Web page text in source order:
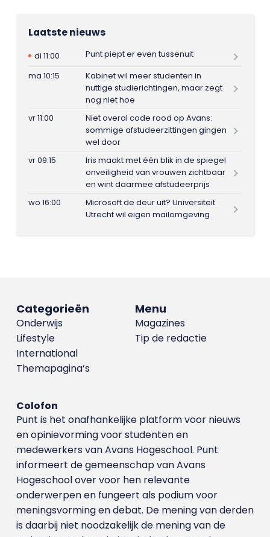
Laatste nieuws
di 11:00
Punt piept er even tussenuit
ma 10:15
Kabinet wil meer studenten in
nuttige studierichtingen, maar zegt
nog niet hoe
vr 11:00
Niet overal code rood op Avans:
sommige afstudeerzittingen gingen
wel door
vr 09:15
Iris maakt met één blik in de spiegel
onveiligheid van vrouwen zichtbaar
en wint daarmee afstudeerprijs
wo 16:00
Microsoft de deur uit? Universiteit
Utrecht wil eigen mailomgeving
Menu
Magazines
Tip de redactie
Categorieën
Onderwijs
Lifestyle
International
Themapagina’s
Colofon
Punt is het onafhankelijke platform voor nieuws
en opinievorming voor studenten en
medewerkers van Avans Hoge­school. Punt
informeert de gemeenschap van Avans
Hogeschool over voor hen relevante
onderwerpen en fungeert als podium voor
meningsvorming en debat. De mening van derden
is daarbij niet noodzakelijk de mening van de